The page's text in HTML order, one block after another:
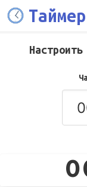
Настроить